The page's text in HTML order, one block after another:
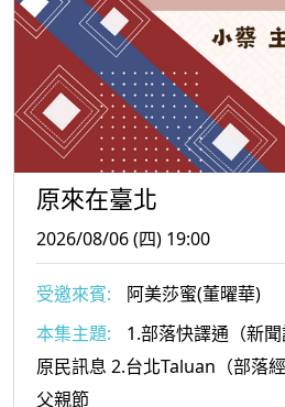
原來在臺北
2026/08/06 (四) 19:00
受邀來賓:
阿美莎蜜(董曜華)
本集主題:
1.部落快譯通（新
原民訊息 2.台北Taluan（部落經驗與文化）：部落的
父親節